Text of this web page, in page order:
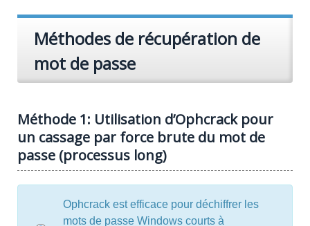
Méthodes de récupération de
mot de passe
Méthode 1: Utilisation d’Ophcrack pour
un cassage par force brute du mot de
passe (processus long)
Ophcrack est efficace pour déchiffrer les
mots de passe Windows courts à